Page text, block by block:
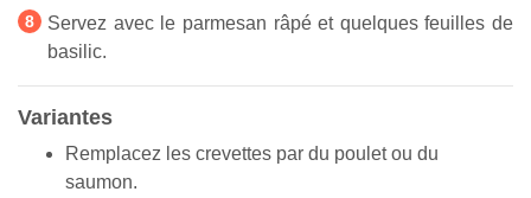
Servez avec le parmesan râpé et quelques feuilles de
basilic.
Variantes
Remplacez les crevettes par du poulet ou du
saumon.